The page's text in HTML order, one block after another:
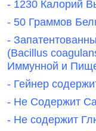
- 1230 Калорий
- 50 Граммов
-
(Bacillus
Иммунной и
- Гейнер
- Не Содержит
- Не содержит